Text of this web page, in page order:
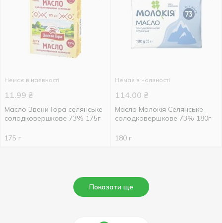
Немає в наявності
11.99 ₴
Масло Звени Гора селянське
солодковершкове 73% 175г
175 г
Немає в наявності
114.00 ₴
Масло Молокія Селянське
солодковершкове 73% 180г
180 г
Показати ще